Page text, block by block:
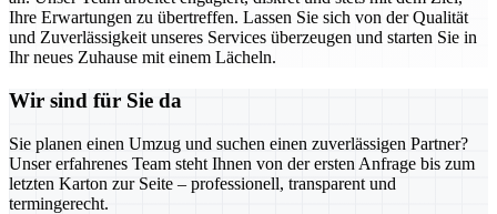
Ihre Erwartungen zu übertreffen. Lassen Sie sich von der Qualität
und Zuverlässigkeit unseres Services überzeugen und starten Sie in
Ihr neues Zuhause mit einem Lächeln.
Wir sind für Sie da
Sie planen einen Umzug und suchen einen zuverlässigen Partner?
Unser erfahrenes Team steht Ihnen von der ersten Anfrage bis zum
letzten Karton zur Seite – professionell, transparent und
termingerecht.